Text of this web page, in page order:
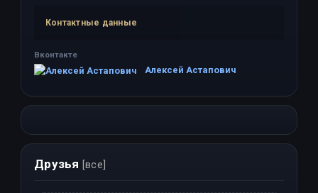
Контактные данные
Вконтакте
Алексей Астапович
Друзья [все]